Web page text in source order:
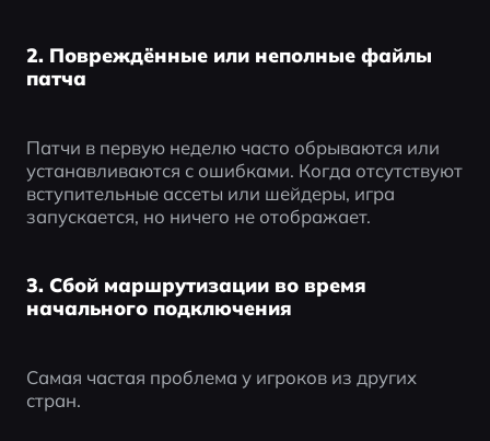
2. Повреждённые или неполные файлы
патча
Патчи в первую неделю часто обрываются или
устанавливаются с ошибками. Когда отсутствуют
вступительные ассеты или шейдеры, игра
запускается, но ничего не отображает.
3. Сбой маршрутизации во время
начального подключения
Самая частая проблема у игроков из других
стран.